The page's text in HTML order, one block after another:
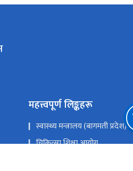
महत्त्वपूर्ण लिङ्कहरू
स्वास्थ्य मन्त्रालय (बागमती प्रदेश)
चिकित्सा शिक्षा आयोग